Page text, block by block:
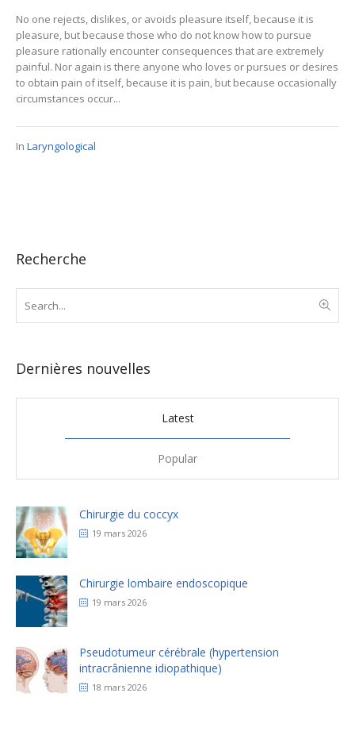
No one rejects, dislikes, or avoids pleasure itself, because it is
pleasure, but because those who do not know how to pursue
pleasure rationally encounter consequences that are extremely
painful. Nor again is there anyone who loves or pursues or desires
to obtain pain of itself, because it is pain, but because occasionally
circumstances occur...
In Laryngological
Recherche
Dernières nouvelles
Latest
Popular
Chirurgie du coccyx
19 mars 2026
Chirurgie lombaire endoscopique
19 mars 2026
Pseudotumeur cérébrale (hypertension
intracrânienne idiopathique)
18 mars 2026